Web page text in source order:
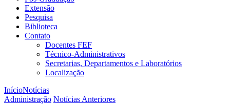
Extensão
Pesquisa
Biblioteca
Contato
Docentes FEF
Técnico-Administrativos
Secretarias, Departamentos e Laboratórios
Localização
InícioNotícias
Administração Notícias Anteriores